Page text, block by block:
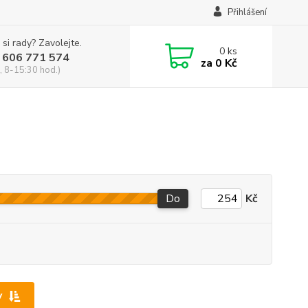
Přihlášení
rady? Zavolejte.
771 574
8-15:30 hod.)
0ks
za 0 Kč
Do Kč